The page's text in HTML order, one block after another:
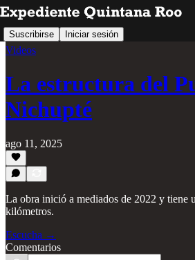
Suscribirse Iniciar sesión
Videos
La estructura del
Nichupté
ago 11, 2025
La obra inició a mediados de 2022 y tiene
kilómetros.
Escucha →
Comentarios